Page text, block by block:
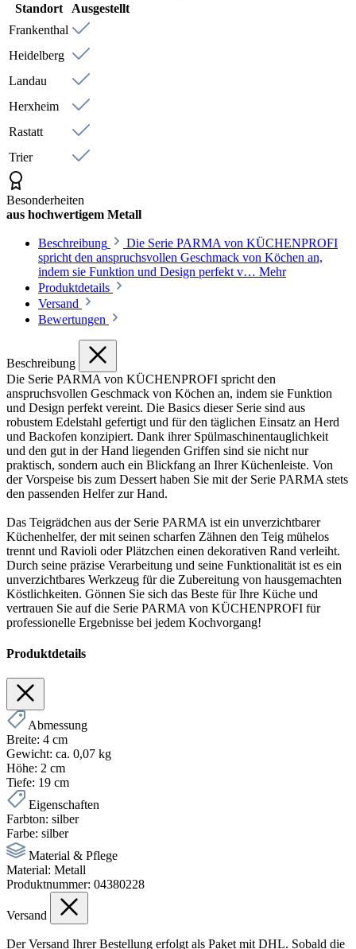
Standort
Ausgestellt
Frankenthal
Heidelberg
Landau
Herxheim
Rastatt
Trier
Besonderheiten
aus hochwertigem Metall
Beschreibung
Die Serie PARMA von KÜCHENPROFI
spricht den anspruchsvollen Geschmack von Köchen an,
indem sie Funktion und Design perfekt v… Mehr
Produktdetails
Versand
Bewertungen
Beschreibung
Die Serie PARMA von KÜCHENPROFI spricht den
anspruchsvollen Geschmack von Köchen an, indem sie Funktion
und Design perfekt vereint. Die Basics dieser Serie sind aus
robustem Edelstahl gefertigt und für den täglichen Einsatz an Herd
und Backofen konzipiert. Dank ihrer Spülmaschinentauglichkeit
und den gut in der Hand liegenden Griffen sind sie nicht nur
praktisch, sondern auch ein Blickfang an Ihrer Küchenleiste. Von
der Vorspeise bis zum Dessert haben Sie mit der Serie PARMA stets
den passenden Helfer zur Hand.
Das Teigrädchen aus der Serie PARMA ist ein unverzichtbarer
Küchenhelfer, der mit seinen scharfen Zähnen den Teig mühelos
trennt und Ravioli oder Plätzchen einen dekorativen Rand verleiht.
Durch seine präzise Verarbeitung und seine Funktionalität ist es ein
unverzichtbares Werkzeug für die Zubereitung von hausgemachten
Köstlichkeiten. Gönnen Sie sich das Beste für Ihre Küche und
vertrauen Sie auf die Serie PARMA von KÜCHENPROFI für
professionelle Ergebnisse bei jedem Kochvorgang!
Produktdetails
Abmessung
Breite: 4 cm
Gewicht: ca. 0,07 kg
Höhe: 2 cm
Tiefe: 19 cm
Eigenschaften
Farbton: silber
Farbe: silber
Material & Pflege
Material: Metall
Produktnummer: 04380228
Versand
Der Versand Ihrer Bestellung erfolgt als Paket mit DHL. Sobald die